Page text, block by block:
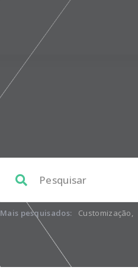
Mais pesquisados: Customização,